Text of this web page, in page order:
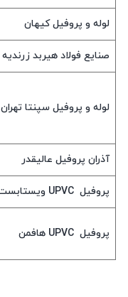
لوله و پروفیل کیهان
صنایع فولاد هیربد زرندیه
لوله و پروفیل سپنتا تهران
آذران پروفیل عالیقدر
پروفیل UPVC ویستابست
پروفیل UPVC هافمن